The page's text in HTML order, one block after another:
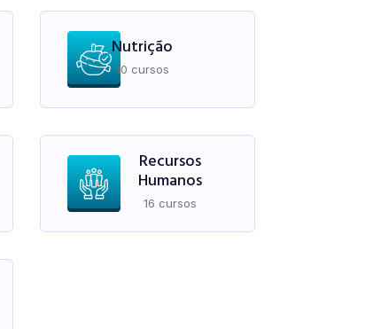
Nutrição
10 cursos
Recursos
Humanos
16 cursos